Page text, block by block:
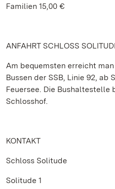
Familien 15,00 €
ANFAHRT SCHLOSS
Am bequemsten erreicht
Bussen der SSB, Linie 92,
Feuersee. Die
Schlosshof.
KONTAKT
Schloss Solitude
Solitude 1